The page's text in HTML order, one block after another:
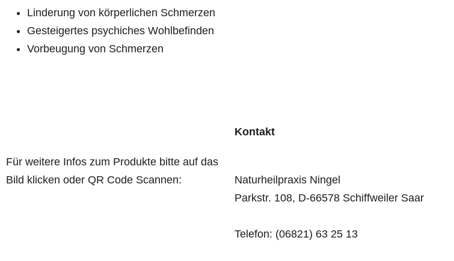
Linderung von körperlichen Schmerzen
Gesteigertes psychiches Wohlbefinden
Vorbeugung von Schmerzen
Für weitere Infos zum Produkte bitte auf das
Bild klicken oder QR Code Scannen:
Kontakt
Naturheilpraxis Ningel
Parkstr. 108, D-66578 Schiffweiler Saar
Telefon: (06821) 63 25 13